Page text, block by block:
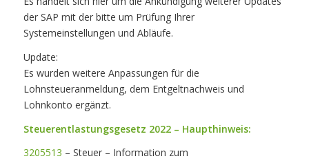
der SAP mit der bitte um Prüfung Ihrer
Systemeinstellungen und Abläufe.
Update:
Es wurden weitere Anpassungen für die
Lohnsteueranmeldung, dem Entgeltnachweis und
Lohnkonto ergänzt.
Steuerentlastungsgesetz 2022 – Haupthinweis:
3205513 – Steuer – Information zum